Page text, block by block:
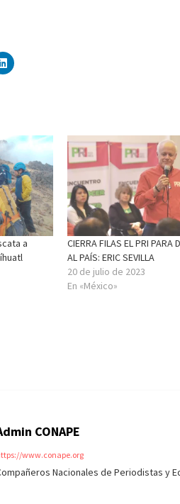
a
CIERRA FILAS EL PRI PARA
AL PAÍS: ERIC SEVILLA
20 de julio de 2023
En «México»
CONAPE
www.conape.org
Nacionales de Periodistas y